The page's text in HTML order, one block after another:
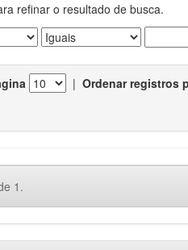
refinar o resultado de busca.
| Ordenar registros
1.